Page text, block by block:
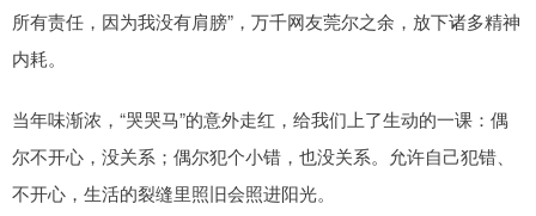
所有责任，因为我没有肩膀”，万千网友莞尔之余，放下诸多精神
内耗。
当年味渐浓，“哭哭马”的意外走红，给我们上了生动的一课：偶
尔不开心，没关系；偶尔犯个小错，也没关系。允许自己犯错、
不开心，生活的裂缝里照旧会照进阳光。